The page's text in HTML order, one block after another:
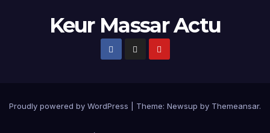
Keur Massar Actu
Proudly powered by WordPress Theme: Newsup by Themeansar.